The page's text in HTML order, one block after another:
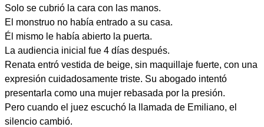
Solo se cubrió la cara con las manos.
El monstruo no había entrado a su casa.
Él mismo le había abierto la puerta.
La audiencia inicial fue 4 días después.
Renata entró vestida de beige, sin maquillaje fuerte, con una
expresión cuidadosamente triste. Su abogado intentó
presentarla como una mujer rebasada por la presión.
Pero cuando el juez escuchó la llamada de Emiliano, el
silencio cambió.